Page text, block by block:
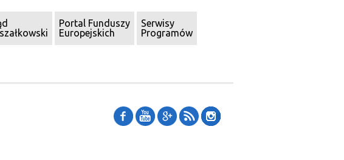
Portal Funduszy
Europejskich
Serwisy
Programów